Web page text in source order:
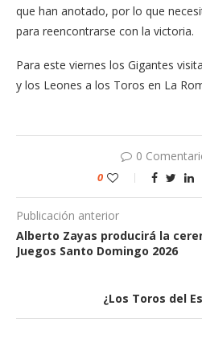
que han anotado, por lo que
para reencontrarse con la victoria.
Para este viernes los Gigantes
y los Leones a los Toros en La
0
0
Publicación anterior
Alberto Zayas producirá la
Juegos Santo Domingo 2026
¿Los Toros del